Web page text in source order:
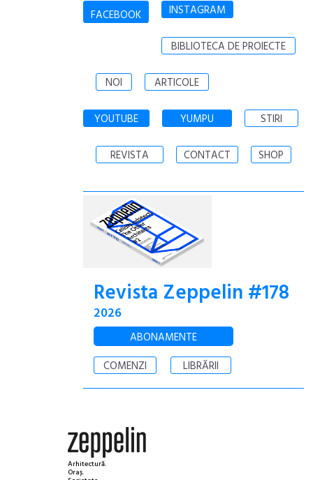
FACEBOOK INSTAGRAM
BIBLIOTECA DE PROIECTE
NOI ARTICOLE
YOUTUBE YUMPU STIRI
REVISTA CONTACT SHOP
Revista Zeppelin #178
2026
ABONAMENTE
COMENZI
LIBRĂRII
Arhitectură.
Oraș.